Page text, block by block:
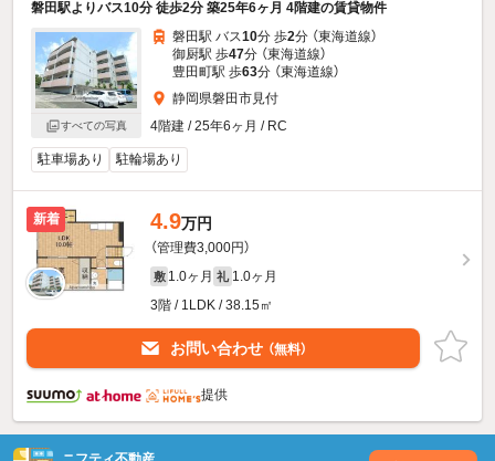
磐田駅よりバス10分 徒歩2分 築25年6ヶ月 4階建の賃貸物件
すべての写真
磐田駅 バス10分 歩2分 （東海道線）
御厨駅 歩47分 （東海道線）
豊田町駅 歩63分 （東海道線）
静岡県磐田市見付
4階建 / 25年6ヶ月 / RC
駐車場あり 駐輪場あり
新着 4.9万円
（管理費3,000円）
敷 1.0ヶ月 礼 1.0ヶ月
3階 / 1LDK / 38.15㎡
お問い合わせ （無料）
提供